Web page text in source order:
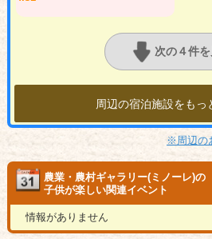
次の４件
周辺の宿泊施設をも
※周辺の
農業・農村ギャラリー(ミノーレ)の
子供が楽しい関連イベント
情報がありません